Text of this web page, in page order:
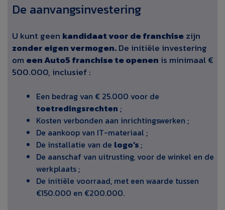
De aanvangsinvestering
U kunt geen kandidaat voor de franchisezijn
zonder eigen vermogen.De initiële investering
om een Auto5 franchise te openen is minimaal €
500.000, inclusief :
Een bedrag van € 25.000 voor de
toetredingsrechten ;
Kosten verbonden aan inrichtingswerken ;
De aankoop van IT-materiaal ;
De installatie van de logo’s;
De aanschaf van uitrusting, voor de winkel en de
werkplaats ;
De initiële voorraad, met een waarde tussen
€150.000 en €200.000.